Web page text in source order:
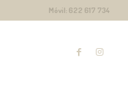
Móvil: 622 617 734